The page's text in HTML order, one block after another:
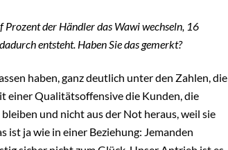
der Händler das Wawi wechseln, 16
entsteht. Haben Sie das gemerkt?
haben, ganz deutlich unter den Zahlen, die
einer Qualitätsoffensive die Kunden, die
und nicht aus der Not heraus, weil sie
ist ja wie in einer Beziehung: Jemanden